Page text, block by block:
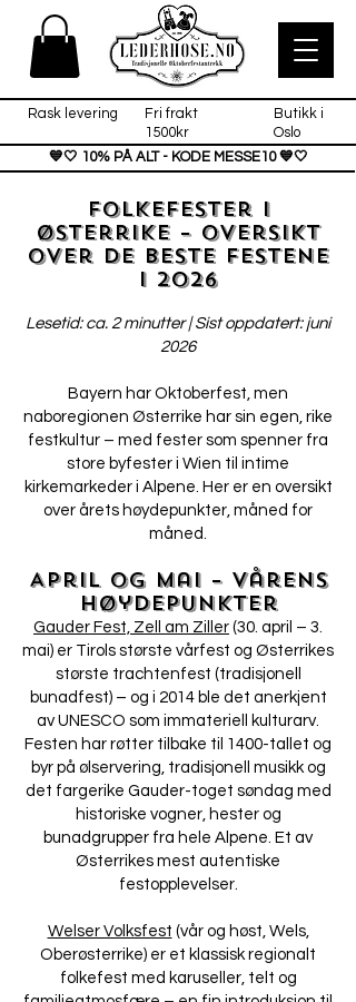
Rask levering
Fri frakt
1500kr
Butikk i
Oslo
💙🤍 10% PÅ ALT - KODE MESSE10 💙🤍
Folkefester i
Østerrike – oversikt
over de beste festene
i 2026
Lesetid: ca. 2 minutter | Sist oppdatert: juni
2026
Bayern har Oktoberfest, men
naboregionen Østerrike har sin egen, rike
festkultur – med fester som spenner fra
store byfester i Wien til intime
kirkemarkeder i Alpene. Her er en oversikt
over årets høydepunkter, måned for
måned.
April og mai – vårens
høydepunkter
Gauder Fest, Zell am Ziller (30. april – 3.
mai) er Tirols største vårfest og Østerrikes
største trachtenfest (tradisjonell
bunadfest) – og i 2014 ble det anerkjent
av UNESCO som immateriell kulturarv.
Festen har røtter tilbake til 1400-tallet og
byr på ølservering, tradisjonell musikk og
det fargerike Gauder-toget søndag med
historiske vogner, hester og
bunadgrupper fra hele Alpene. Et av
Østerrikes mest autentiske
festopplevelser.
Welser Volksfest (vår og høst, Wels,
Oberøsterrike) er et klassisk regionalt
folkefest med karuseller, telt og